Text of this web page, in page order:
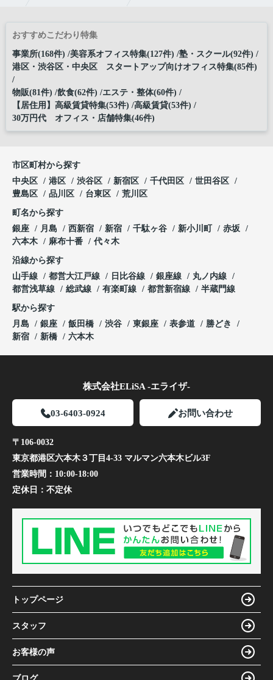
おすすめこだわり特集
事業所(168件) 美容系オフィス特集(127件) 塾・スクール(92件)
港区・渋谷区・中央区 スタートアップ向けオフィス特集(85件)
物販(81件) 飲食(62件) エステ・整体(60件)
【居住用】高級賃貸特集(53件) 高級賃貸(53件)
30万円代 オフィス・店舗特集(46件)
市区町村から探す
中央区
港区 渋谷区 新宿区 千代田区
世田谷区
豊島区
品川区 台東区 荒川区
町名から探す
銀座
月島 西新宿 新宿 千駄ヶ谷 新小川町
赤坂
六本木
麻布十番 代々木
沿線から探す
山手線
都営大江戸線 日比谷線 銀座線
丸ノ内線
都営浅草線
総武線 有楽町線 都営新宿線 半蔵門線
駅から探す
月島
銀座 飯田橋 渋谷 東銀座 表参道
勝どき
新宿
新橋 六本木
株式会社ELiSA -エライザ-
03-6403-0924 お問い合わせ
〒106-0032
東京都港区六本木３丁目4-33 マルマン六本木ビル3F
営業時間： 10:00-18:00
定休日： 不定休
トップページ
スタッフ
お客様の声